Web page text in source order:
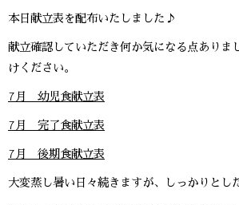
本日献立表を配布いたしました♪
献立確認していただき何か気になる点ありま
けください。
7月 幼児食献立表
7月 完了食献立表
7月 後期食献立表
大変蒸し暑い日々続きますが、しっかりとし